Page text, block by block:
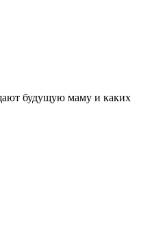
будущую маму и каких